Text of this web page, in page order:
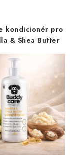
obchodu
kondicionér pro
& Shea Butter